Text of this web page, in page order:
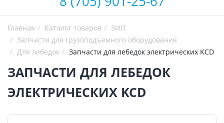
Главная Каталог товаров
ЗИП
Запчасти для грузоподъемного оборудования
Для лебедок
Запчасти для лебедок электрических KCD
ЗАПЧАСТИ ДЛЯ ЛЕБЕДОК
ЭЛЕКТРИЧЕСКИХ KCD